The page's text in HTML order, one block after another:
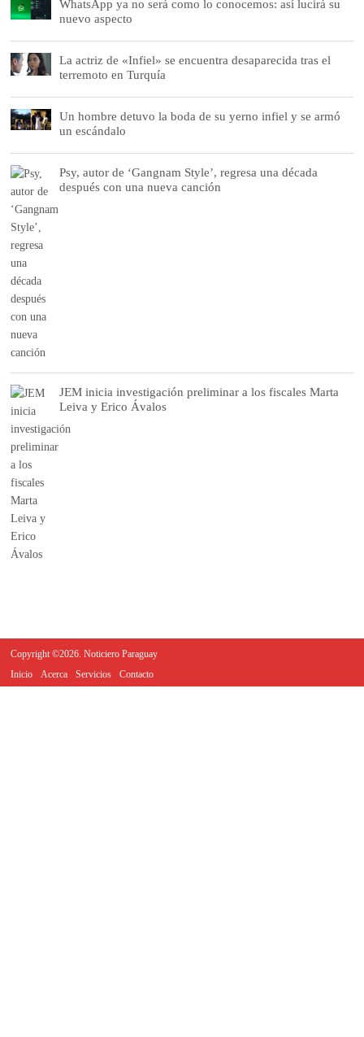
WhatsApp ya no será como lo conocemos: así lucirá su
nuevo aspecto
La actriz de «Infiel» se encuentra desaparecida tras el
terremoto en Turquía
Un hombre detuvo la boda de su yerno infiel y se armó
un escándalo
Psy, autor de ‘Gangnam Style’, regresa una década
después con una nueva canción
JEM inicia investigación preliminar a los fiscales Marta
Leiva y Erico Ávalos
Copyright ©2026. Noticiero Paraguay
Inicio
Acerca Servicios Contacto